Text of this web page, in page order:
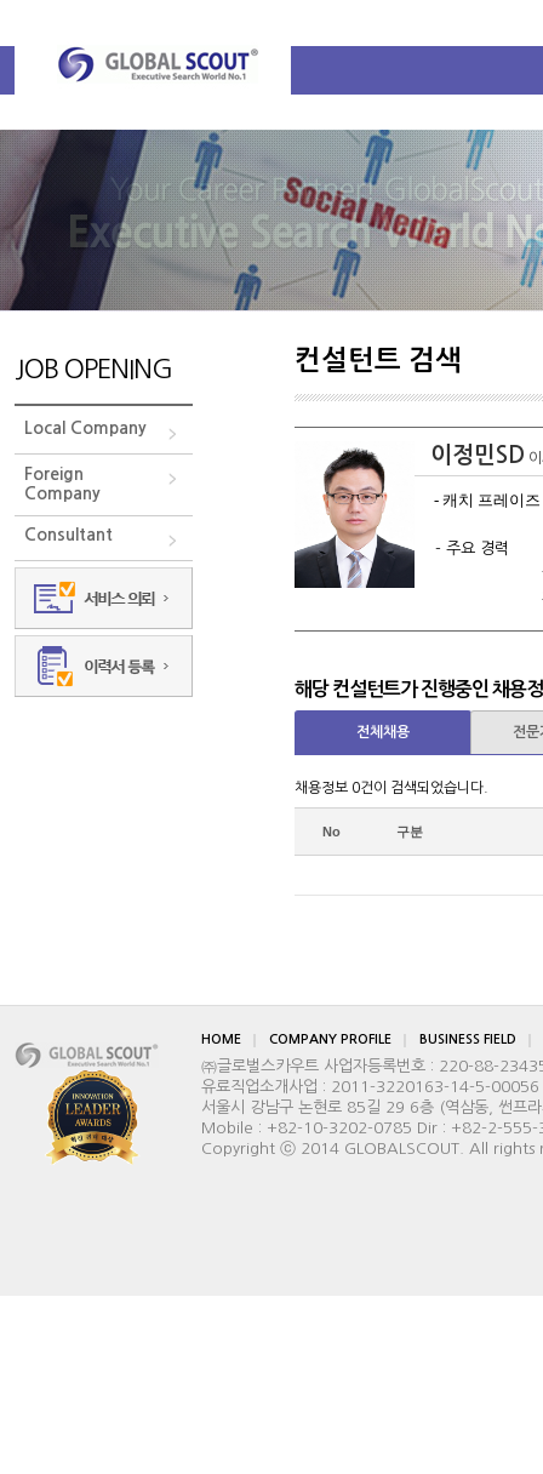
JOB OPENING
Local Company
Foreign
Company
Consultant
컨설턴트 검색
이정민SD
- 캐치 프레이즈
- 주요 경력 셀
채용 관
기업 대상
예비취업자
(우수기업
해당 컨설턴트가 진행중인 채용
전체채용 전문
채용정보 0건이 검색되었습니다.
No 구분
HOME COMPANY PROFILE BUSINESS FIELD
㈜글로벌스카우트 사업자등록번호 : 220-88-
유료직업소개사업 : 2011-3220163-14-5-
서울시 강남구 논현로 85길 29 6층 (역삼동, 썬
Mobile : +82-10-3202-0785 Dir : +82-2-
Copyright ⓒ 2014 GLOBALSCOUT. All rights